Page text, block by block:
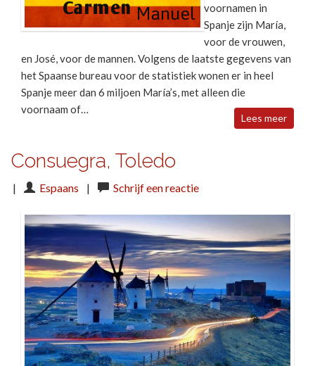
voornamen in
Spanje zijn María,
voor de vrouwen,
en José, voor de mannen. Volgens de laatste gegevens van
het Spaanse bureau voor de statistiek wonen er in heel
Spanje meer dan 6 miljoen María’s, met alleen die
voornaam of…
Lees meer
Consuegra, Toledo
| Espaans | Schrijf een reactie